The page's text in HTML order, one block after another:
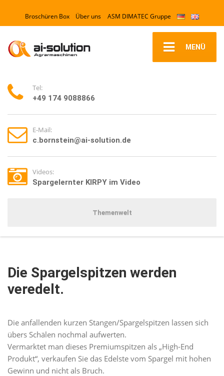
Broschüren Box Über uns ASM DIMATEC Gruppe
MENÜ
Tel:
+49 174 9088866
E-Mail:
c.bornstein@ai-solution.de
Videos:
Spargelernter KIRPY im Video
Themenwelt
Die Spargelspitzen werden
veredelt.
Die anfallenden kurzen Stangen/Spargelspitzen lassen sich
übers Schälen nochmal aufwerten.
Vermarktet man dieses Premiumspitzen als „High-End
Produkt“, verkaufen Sie das Edelste vom Spargel mit hohen
Gewinn und nicht als Bruch.